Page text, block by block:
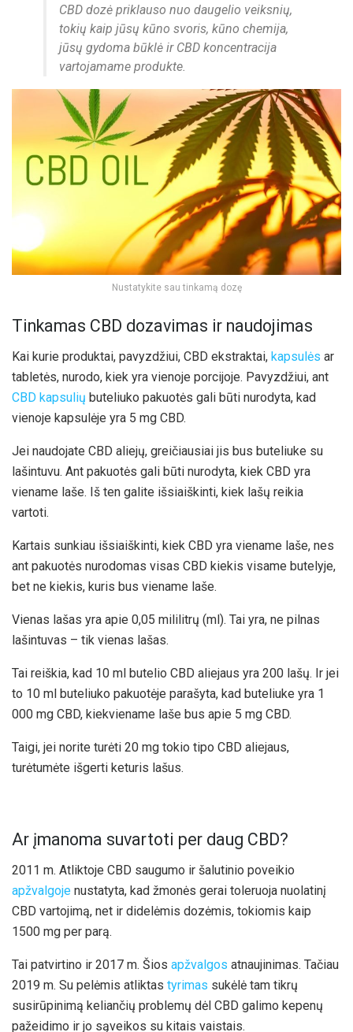
CBD dozė priklauso nuo daugelio veiksnių,
tokių kaip jūsų kūno svoris, kūno chemija,
jūsų gydoma būklė ir CBD koncentracija
vartojamame produkte.
Nustatykite sau tinkamą dozę
Tinkamas CBD dozavimas ir naudojimas
Kai kurie produktai, pavyzdžiui, CBD ekstraktai, kapsulės ar
tabletės, nurodo, kiek yra vienoje porcijoje. Pavyzdžiui, ant
CBD kapsulių buteliuko pakuotės gali būti nurodyta, kad
vienoje kapsulėje yra 5 mg CBD.
Jei naudojate CBD aliejų, greičiausiai jis bus buteliuke su
lašintuvu. Ant pakuotės gali būti nurodyta, kiek CBD yra
viename laše. Iš ten galite išsiaiškinti, kiek lašų reikia
vartoti.
Kartais sunkiau išsiaiškinti, kiek CBD yra viename laše, nes
ant pakuotės nurodomas visas CBD kiekis visame butelyje,
bet ne kiekis, kuris bus viename laše.
Vienas lašas yra apie 0,05 mililitrų (ml). Tai yra, ne pilnas
lašintuvas – tik vienas lašas.
Tai reiškia, kad 10 ml butelio CBD aliejaus yra 200 lašų. Ir jei
to 10 ml buteliuko pakuotėje parašyta, kad buteliuke yra 1
000 mg CBD, kiekviename laše bus apie 5 mg CBD.
Taigi, jei norite turėti 20 mg tokio tipo CBD aliejaus,
turėtumėte išgerti keturis lašus.
Ar įmanoma suvartoti per daug CBD?
2011 m. Atliktoje CBD saugumo ir šalutinio poveikio
apžvalgoje nustatyta, kad žmonės gerai toleruoja nuolatinį
CBD vartojimą, net ir didelėmis dozėmis, tokiomis kaip
1500 mg per parą.
Tai patvirtino ir 2017 m. Šios apžvalgos atnaujinimas. Tačiau
2019 m. Su pelėmis atliktas tyrimas sukėlė tam tikrų
susirūpinimą keliančių problemų dėl CBD galimo kepenų
pažeidimo ir jo sąveikos su kitais vaistais.